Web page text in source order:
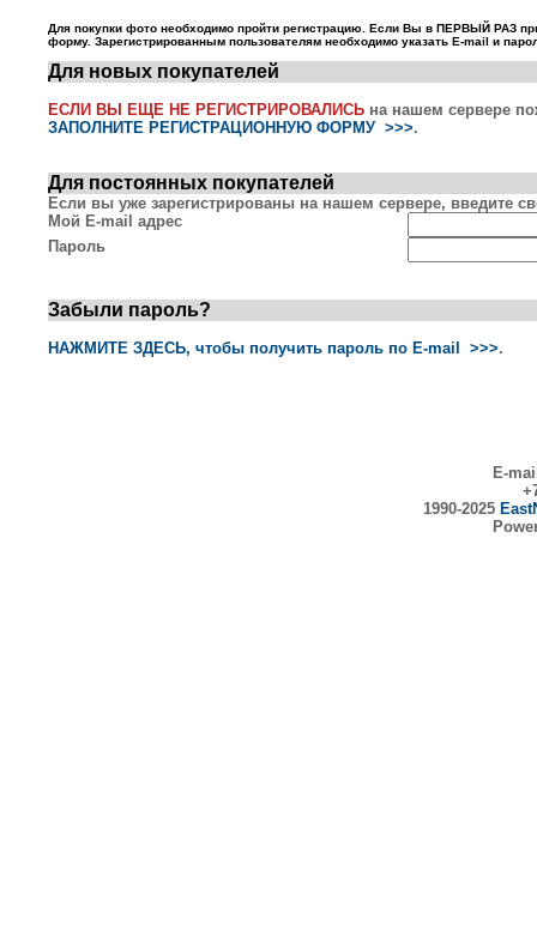
Для покупки фото необходимо пройти регистрацию. Если Вы в ПЕРВЫЙ РАЗ
форму. Зарегистрированным пользователям необходимо указать E-mail и
Для новых покупателей
ЕСЛИ ВЫ ЕЩЕ НЕ РЕГИСТРИРОВАЛИСЬ на нашем сервере
ЗАПОЛНИТЕ РЕГИСТРАЦИОННУЮ ФОРМУ >>>.
Для постоянных покупателей
Если вы уже зарегистрированы на нашем сервере, введите
Мой E-mail адрес
Пароль
Забыли пароль?
НАЖМИТЕ ЗДЕСЬ, чтобы получить пароль по E-mail >>>.
E-
1990-2025